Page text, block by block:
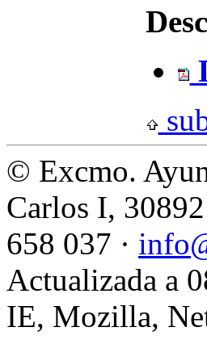
© Excmo.
Carlos I,
658 037 ·
Actualizada a
IE, Mozilla,